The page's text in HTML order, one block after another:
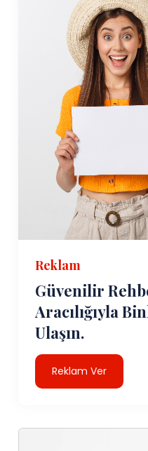
Reklam
Güvenilir
Aracılığıyla
Ulaşın.
Reklam Ver